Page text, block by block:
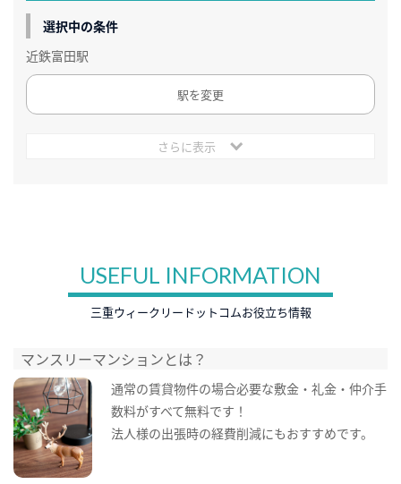
選択中の条件
近鉄富田駅
駅を変更
さらに表示
USEFUL INFORMATION
三重ウィークリードットコムお役立ち情報
マンスリーマンションとは？
通常の賃貸物件の場合必要な敷金・礼金・仲介手
数料がすべて無料です！
法人様の出張時の経費削減にもおすすめです。